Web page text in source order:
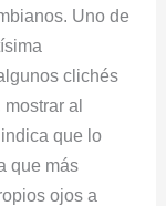
Uno de
clichés
al
que lo
que más
ojos a